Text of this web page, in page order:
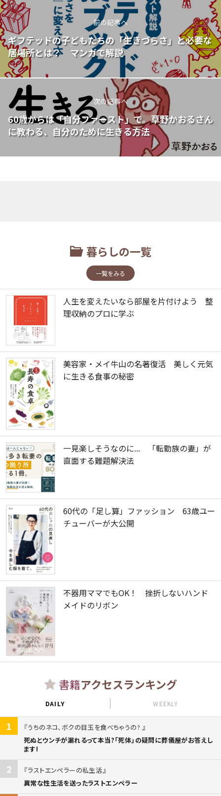
前の記事へ
ギフテッドの子どもたちの「生きづらさ」と必要な
居場所とは？ マンガで解説
次の記事へ
60歳からは「自分ファースト」で。草野かおるさん
に教わる、自分のために生きる方法
暮らしの一覧
一覧をみる
人生を変えたいなら部屋を片付けよう 整
理収納のプロに学ぶ
美容家・メイ牛山の名著復活 美しく元気
に生きる食事の秘密
一見楽しそうなのに... 「転勤族の妻」が
直面する難題解決法
60代の「足し算」ファッション 63歳ユー
チューバーが大公開
不器用ママでもOK！ 挫折しないハンド
メイドのリボン
書籍アクセスランキング
DAILY WEEKLY
1
うちのネコ、ボクの目玉を食べちゃうの?
死ぬとウンチが漏れるって本当?「死体」の疑問に葬儀屋がお答えし
ます!
2
ラストエンペラーの私生活
異常な性生活を送ったラストエンペラー